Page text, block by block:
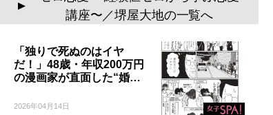
▲
講座〜／堺屋大地の一覧へ
「独りで死ぬのはイヤ
だ！」48歳・年収200万円
の漫画家が直面した“婚…
2026年04月14日